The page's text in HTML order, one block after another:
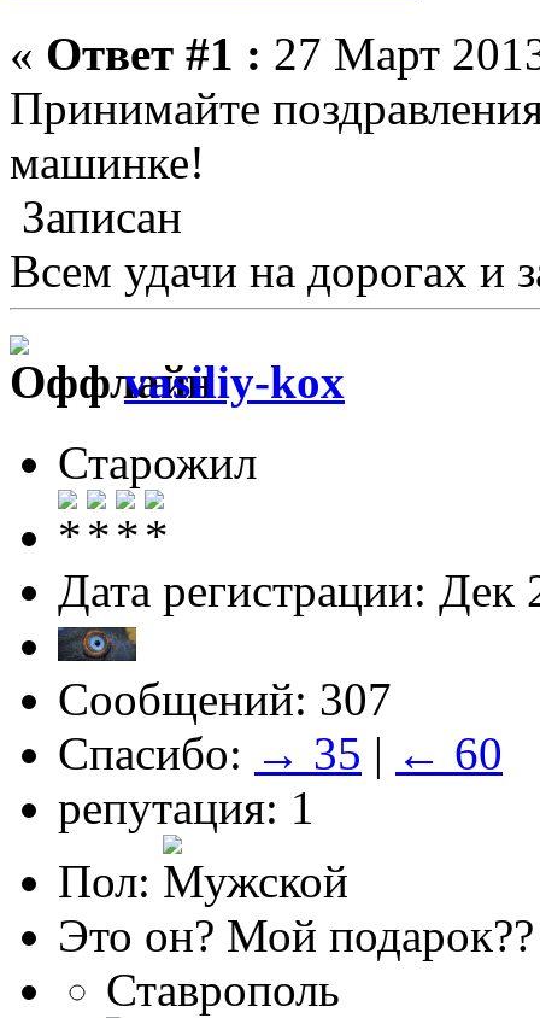
« Ответ #1 : 27 Март
Принимайте
машинке!
Записан
Всем удачи на дорогах и
vasiliy-kox
Старожил
Дата регистрации: Дек
Сообщений: 307
Спасибо: → 35 | ← 60
репутация: 1
Пол:
Это он? Мой подарок??
Ставрополь